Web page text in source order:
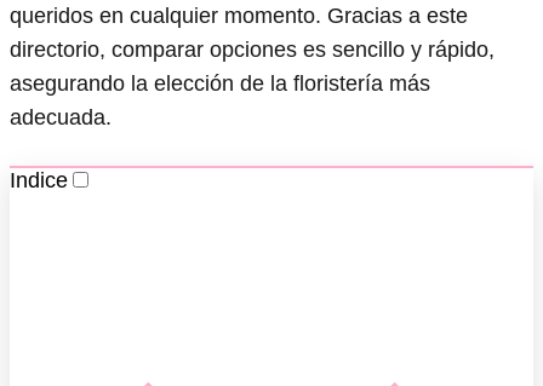
queridos en cualquier momento. Gracias a este
directorio, comparar opciones es sencillo y rápido,
asegurando la elección de la floristería más
adecuada.
Indice